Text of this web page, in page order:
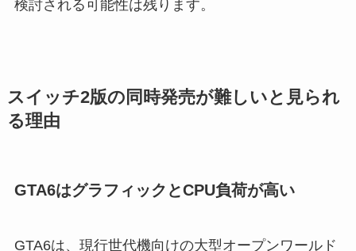
検討される可能性は残ります。
スイッチ2版の同時発売が難しいと見られ
る理由
GTA6はグラフィックとCPU負荷が高い
GTA6は、現行世代機向けの大型オープンワールド